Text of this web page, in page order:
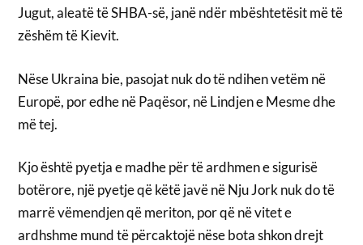
Jugut, aleatë të SHBA-së, janë ndër mbështetësit më të
zëshëm të Kievit.
Nëse Ukraina bie, pasojat nuk do të ndihen vetëm në
Europë, por edhe në Paqësor, në Lindjen e Mesme dhe
më tej.
Kjo është pyetja e madhe për të ardhmen e sigurisë
botërore, një pyetje që këtë javë në Nju Jork nuk do të
marrë vëmendjen që meriton, por që në vitet e
ardhshme mund të përcaktojë nëse bota shkon drejt